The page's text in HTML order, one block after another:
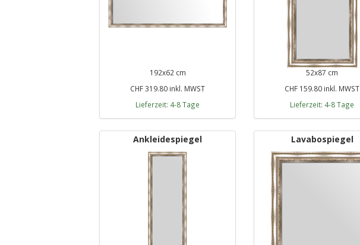
192x62 cm
CHF 319.80 inkl. MWST
Lieferzeit: 4-8 Tage
52x87 cm
CHF 159.80 inkl. MWST
Lieferzeit: 4-8 Tage
Ankleidespiegel Lavabospiegel